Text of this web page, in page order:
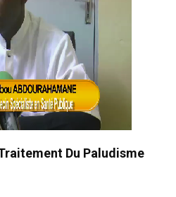
Du Paludisme